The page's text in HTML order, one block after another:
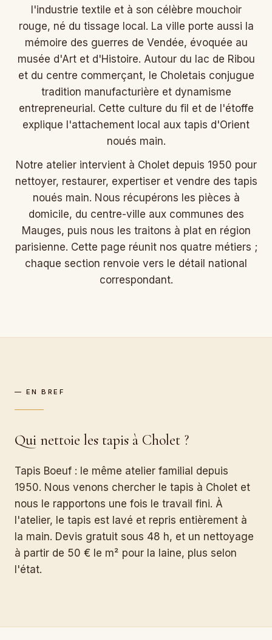
l'industrie textile et à son célèbre mouchoir
rouge, né du tissage local. La ville porte aussi la
mémoire des guerres de Vendée, évoquée au
musée d'Art et d'Histoire. Autour du lac de Ribou
et du centre commerçant, le Choletais conjugue
tradition manufacturière et dynamisme
entrepreneurial. Cette culture du fil et de l'étoffe
explique l'attachement local aux tapis d'Orient
noués main.
Notre atelier intervient à Cholet depuis 1950 pour
nettoyer, restaurer, expertiser et vendre des tapis
noués main. Nous récupérons les pièces à
domicile, du centre-ville aux communes des
Mauges, puis nous les traitons à plat en région
parisienne. Cette page réunit nos quatre métiers ;
chaque section renvoie vers le détail national
correspondant.
— EN BREF
Qui nettoie les tapis à Cholet ?
Tapis Boeuf : le même atelier familial depuis
1950. Nous venons chercher le tapis à Cholet et
nous le rapportons une fois le travail fini. À
l'atelier, le tapis est lavé et repris entièrement à
la main. Devis gratuit sous 48 h, et un nettoyage
à partir de 50 € le m² pour la laine, plus selon
l'état.